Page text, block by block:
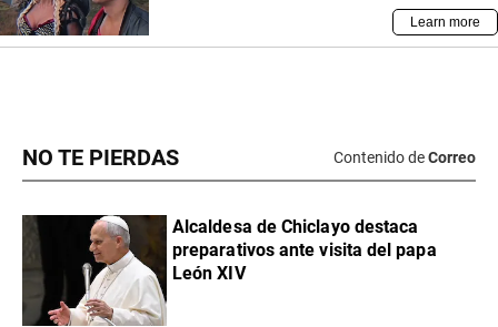
NO TE PIERDAS Contenido deCorreo
Alcaldesa de Chiclayo destaca
preparativos ante visita del papa
León XIV